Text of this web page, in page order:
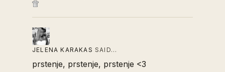
JELENA KARAKAS SAID…
prstenje, prstenje, prstenje <3